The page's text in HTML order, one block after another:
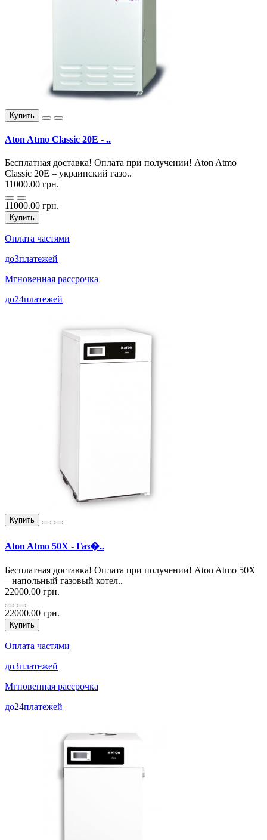
Купить
Aton Atmo Classic 20E - ..
Бесплатная доставка! Оплата при получении! Aton Atmo
Classic 20E – украинский газо..
11000.00 грн.
11000.00 грн.
Купить
Оплата частями
до3платежей
Мгновенная рассрочка
до24платежей
Купить
Aton Atmo 50Х - Газ�..
Бесплатная доставка! Оплата при получении! Aton Atmo 50Х
– напольный газовый котел..
22000.00 грн.
22000.00 грн.
Купить
Оплата частями
до3платежей
Мгновенная рассрочка
до24платежей